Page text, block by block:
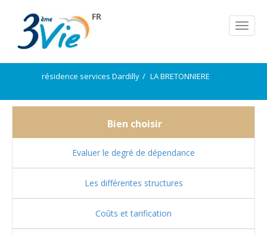
FR
résidence services Dardilly LA BRETONNIERE
Bien choisir
Evaluer le degré de dépendance
Les différentes structures
Coûts et tarification